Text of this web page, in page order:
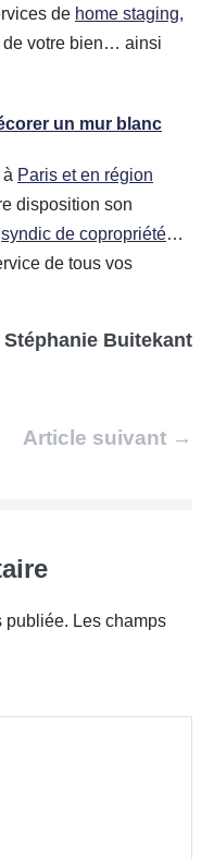
de home staging,
de votre bien… ainsi
un mur blanc
Paris et en région
disposition son
syndic de copropriété…
de tous vos
Stéphanie Buitekant
Article suivant →
publiée. Les champs